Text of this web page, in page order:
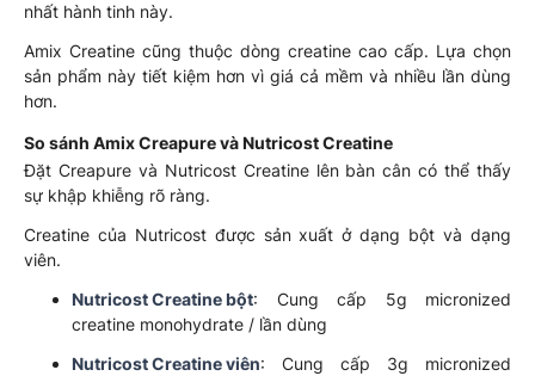
nhất hành tinh này.
Amix Creatine cũng thuộc dòng creatine cao cấp. Lựa chọn
sản phẩm này tiết kiệm hơn vì giá cả mềm và nhiều lần dùng
hơn.
So sánh Amix Creapure và Nutricost Creatine
Đặt Creapure và Nutricost Creatine lên bàn cân có thể thấy
sự khập khiễng rõ ràng.
Creatine của Nutricost được sản xuất ở dạng bột và dạng
viên.
Nutricost Creatine bột: Cung cấp 5g micronized
creatine monohydrate / lần dùng
Nutricost Creatine viên: Cung cấp 3g micronized